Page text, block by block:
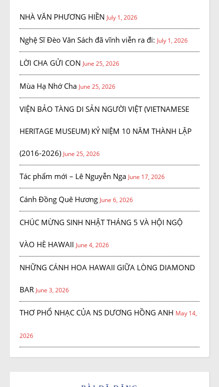
NHÀ VĂN PHƯƠNG HIỀN July 1, 2026
Nghệ Sĩ Đèo Văn Sách đã vĩnh viễn ra đi: July 1, 2026
LỜI CHA GỬI CON June 25, 2026
Mùa Hạ Nhớ Cha June 25, 2026
VIỆN BẢO TÀNG DI SẢN NGƯỜI VIỆT (VIETNAMESE
HERITAGE MUSEUM) KỶ NIỆM 10 NĂM THÀNH LẬP
(2016-2026) June 25, 2026
Tác phẩm mới – Lê Nguyễn Nga June 17, 2026
Cánh Đồng Quê Hương June 6, 2026
CHÚC MỪNG SINH NHẬT THÁNG 5 VÀ HỘI NGỘ
VÀO HÈ HAWAII June 4, 2026
NHỮNG CÁNH HOA HAWAII GIỮA LÒNG DIAMOND
BAR June 3, 2026
THƠ PHỔ NHẠC CỦA NS DƯƠNG HỒNG ANH May 14,
2026